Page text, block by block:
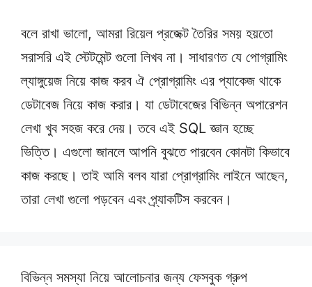
বলে রাখা ভালো, আমরা রিয়েল প্রজেক্ট তৈরির সময় হয়তো
সরাসরি এই স্টেটমেন্ট গুলো লিখব না। সাধারণত যে পোগ্রামিং
ল্যাঙ্গুয়েজ নিয়ে কাজ করব ঐ প্রোগ্রামিং এর প্যাকেজ থাকে
ডেটাবেজ নিয়ে কাজ করার। যা ডেটাবেজের বিভিন্ন অপারেশন
লেখা খুব সহজ করে দেয়। তবে এই SQL জ্ঞান হচ্ছে
ভিত্তি। এগুলো জানলে আপনি বুঝতে পারবেন কোনটা কিভাবে
কাজ করছে। তাই আমি বলব যারা প্রোগ্রামিং লাইনে আছেন,
তারা লেখা গুলো পড়বেন এবং প্র্যাকটিস করবেন।
বিভিন্ন সমস্যা নিয়ে আলোচনার জন্য ফেসবুক গ্রুপ